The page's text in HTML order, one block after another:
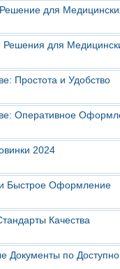
для
для
Простота и Удобство
Оперативное
2024
Быстрое Оформление
Качества
Документы по